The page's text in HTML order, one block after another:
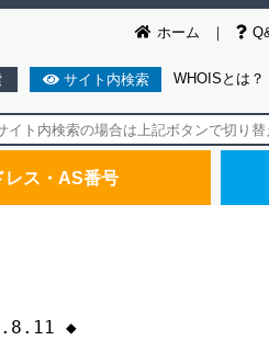
ホーム
サイト内検索 WHOISとは？
レス・AS番号
◆